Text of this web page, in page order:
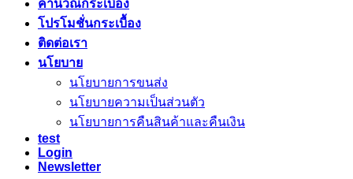
คำนวณกระเบื้อง
โปรโมชั่นกระเบื้อง
ติดต่อเรา
นโยบาย
นโยบายการขนส่ง
นโยบายความเป็นส่วนตัว
นโยบายการคืนสินค้าและคืนเงิน
test
Login
Newsletter